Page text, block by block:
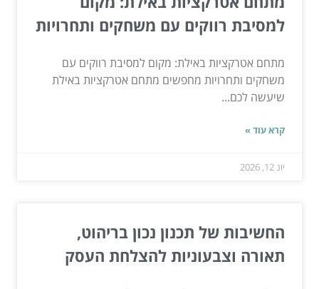
למסיבת רווקים עם משחקים ותחרויות
מתחם אטרקציות באילת: מקום למסיבת רווקים עם
משחקים ותחרויות מחפשים מתחם אטרקציות באילת
שיעשה לכם...
קרא עוד »
יונ 12, 2026
החשיבות של תכנון נכון בריהוט,
תאורה וצבעוניות להצלחת העסק